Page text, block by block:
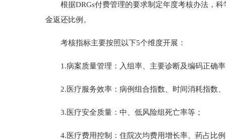
根据DRGs付费管理的要求制定年度考核办法，科
金返还比例。
考核指标主要按照以下5个维度开展：
1.病案质量管理：入组率、主要诊断及编码正确率
2.医疗服务效率：病例组合指数、时间消耗指数、
3.医疗安全质量：中、低风险组死亡率等；
4.医疗费用控制：住院次均费用增长率、药占比例